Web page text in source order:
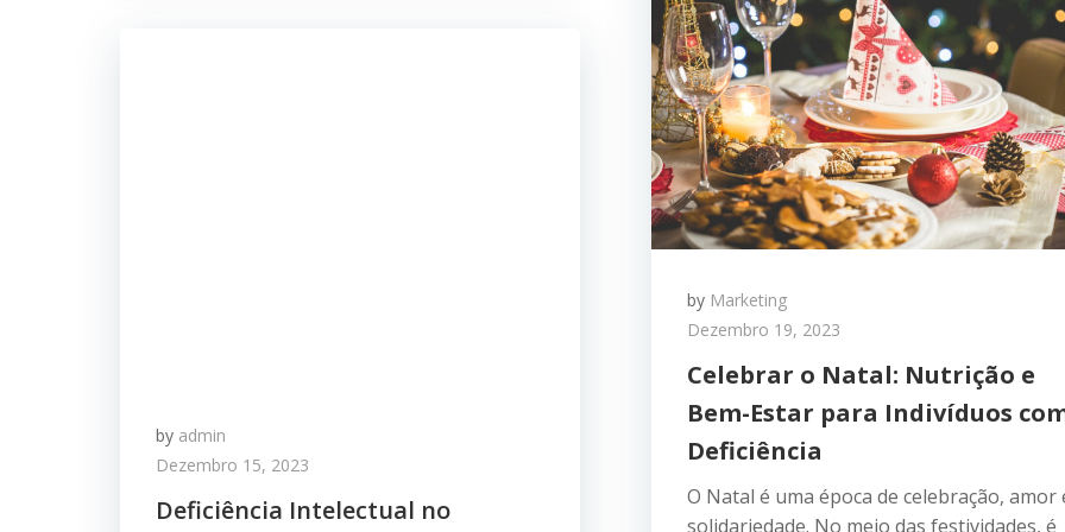
by Marketing
Dezembro 19, 2023
Celebrar o Natal: Nutrição e
Bem-Estar para Indivíduos
Deficiência
O Natal é uma época de celebração, amor
solidariedade. No meio das festividades, é
by admin
Dezembro 15, 2023
Deficiência Intelectual no